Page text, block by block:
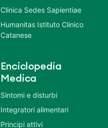
Clinica Sedes Sapientiae
Humanitas Istituto Clinico
Catanese
Enciclopedia
Medica
Sintomi e disturbi
Integratori alimentari
Principi attivi